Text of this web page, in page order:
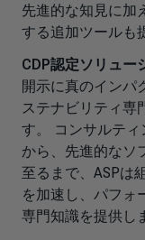
先進的な知見に加
する追加ツールも
CDP認定ソリュー
開示に真のインパ
ステナビリティ専
す。 コンサルテ
から、先進的なソ
至るまで、ASPは
を加速し、パフォ
専門知識を提供し